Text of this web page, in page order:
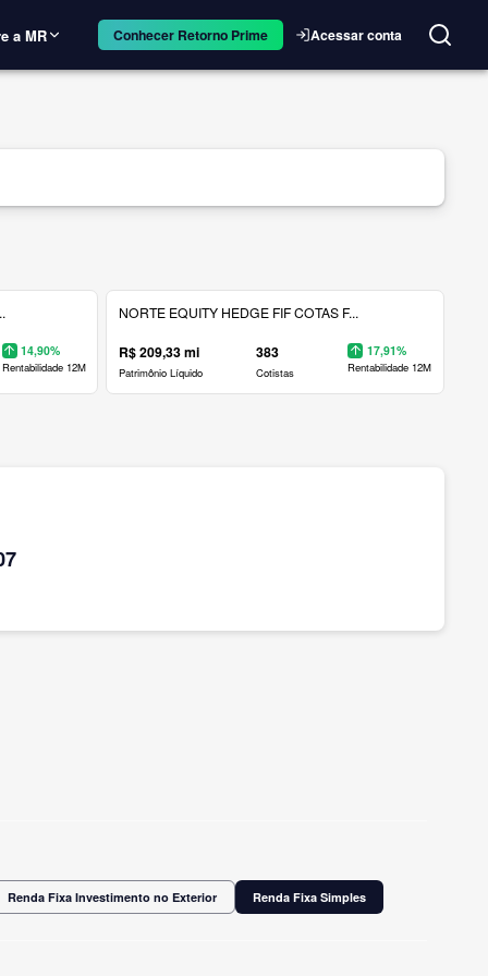
a MR Conhecer Retorno Prime Acessar conta
14,90%
Rentabilidade 12M
NORTE EQUITY HEDGE FIF COTAS F...
R$ 209,33 mi
Patrimônio Líquido
383
Cotistas
17,91%
Rentabilidade 12M
Renda Fixa Investimento no Exterior Renda Fixa Simples